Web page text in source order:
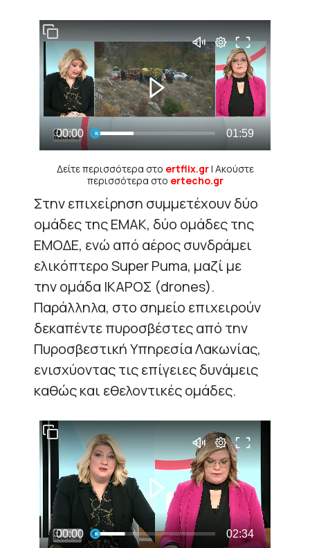
Δείτε περισσότερα στο ertflix.gr| Ακούστε
περισσότερα στο ertecho.gr
Στην επιχείρηση συμμετέχουν δύο
ομάδες της ΕΜΑΚ, δύο ομάδες της
ΕΜΟΔΕ, ενώ από αέρος συνδράμει
ελικόπτερο Super Puma, μαζί με
την ομάδα ΙΚΑΡΟΣ (drones).
Παράλληλα, στο σημείο επιχειρούν
δεκαπέντε πυροσβέστες από την
Πυροσβεστική Υπηρεσία Λακωνίας,
ενισχύοντας τις επίγειες δυνάμεις
καθώς και εθελοντικές ομάδες.